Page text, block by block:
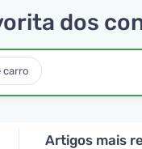
dos
carro
Artigos mais